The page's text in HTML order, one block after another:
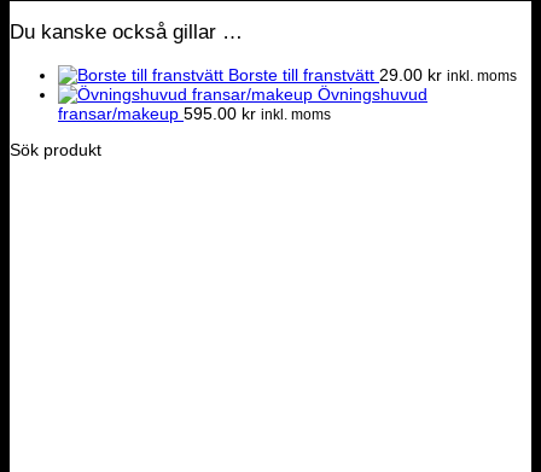
Du kanske också gillar …
Borste till franstvätt 29.00 kr inkl. moms
Övningshuvud
fransar/makeup 595.00 kr inkl. moms
Sök produkt